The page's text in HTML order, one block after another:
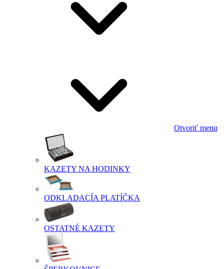
Otvoriť menu
KAZETY NA HODINKY
ODKLADACÍA PLATÍČKA
OSTATNÉ KAZETY